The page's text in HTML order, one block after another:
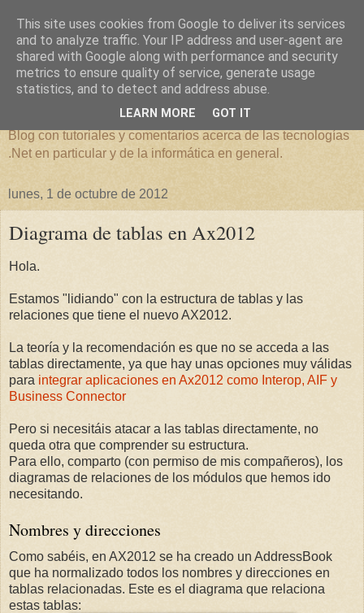
Overflow Exception
Blog con tutoriales y comentarios acerca de las tecnologías
.Net en particular y de la informática en general.
lunes, 1 de octubre de 2012
Diagrama de tablas en Ax2012
Hola.
Estamos "lidiando" con la estructura de tablas y las
relaciones que tiene el nuevo AX2012.
La teoría y la recomendación es que no se acceda a las
tablas directamente, ya que hay unas opciones muy válidas
para integrar aplicaciones en Ax2012 como Interop, AIF y
Business Connector
Pero si necesitáis atacar a las tablas directamente, no
queda otra que comprender su estructura.
Para ello, comparto (con permiso de mis compañeros), los
diagramas de relaciones de los módulos que hemos ido
necesitando.
Nombres y direcciones
Como sabéis, en AX2012 se ha creado un AddressBook
que ha normalizado todos los nombres y direcciones en
tablas relacionadas. Este es el diagrama que relaciona
estas tablas:
This site uses cookies from Google to deliver its services
and to analyze traffic. Your IP address and user-agent are
shared with Google along with performance and security
metrics to ensure quality of service, generate usage
statistics, and to detect and address abuse.
LEARN MORE GOT IT